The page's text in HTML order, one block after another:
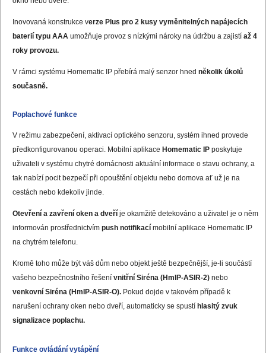
Inovovaná konstrukce verze Plus pro 2 kusy vyměnitelných napájecích
baterií typu AAA umožňuje provoz s nízkými nároky na údržbu a zajistí až 4
roky provozu.
V rámci systému Homematic IP přebírá malý senzor hned několik úkolů
současně.
Poplachové funkce
V režimu zabezpečení, aktivací optického senzoru, systém ihned provede
předkonfigurovanou operaci. Mobilní aplikace Homematic IP poskytuje
uživateli v systému chytré domácnosti aktuální informace o stavu ochrany, a
tak nabízí pocit bezpečí při opouštění objektu nebo domova ať už je na
cestách nebo kdekoliv jinde.
Otevření a zavření oken a dveří je okamžitě detekováno a uživatel je o něm
informován prostřednictvím push notifikací mobilní aplikace Homematic IP
na chytrém telefonu.
Kromě toho může být váš dům nebo objekt ještě bezpečnější, je-li součástí
vašeho bezpečnostního řešení vnitřní Siréna (HmIP-ASIR-2) nebo
venkovní Siréna (HmIP-ASIR-O). Pokud dojde v takovém případě k
narušení ochrany oken nebo dveří, automaticky se spustí hlasitý zvuk
signalizace poplachu.
Funkce ovládání vytápění